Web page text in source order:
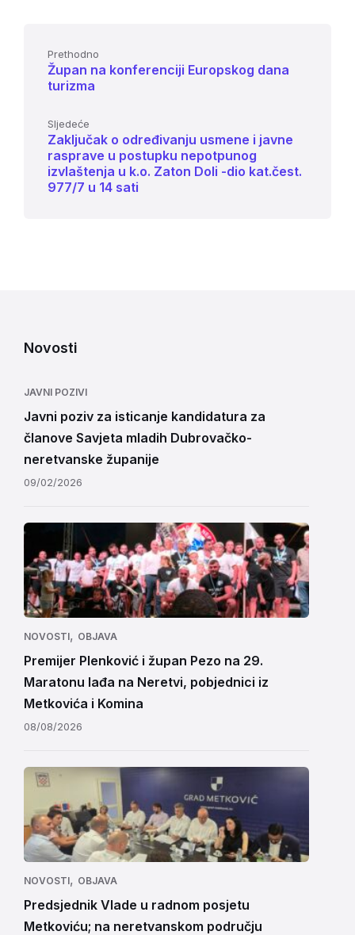
Prethodno
Župan na konferenciji Europskog dana
turizma
Sljedeće
Zaključak o određivanju usmene i javne
rasprave u postupku nepotpunog
izvlaštenja u k.o. Zaton Doli -dio kat.čest.
977/7 u 14 sati
Novosti
JAVNI POZIVI
Javni poziv za isticanje kandidatura za
članove Savjeta mladih Dubrovačko-
neretvanske županije
09/02/2026
NOVOSTI, OBJAVA
Premijer Plenković i župan Pezo na 29.
Maratonu lađa na Neretvi, pobjednici iz
Metkovića i Komina
08/08/2026
NOVOSTI, OBJAVA
Predsjednik Vlade u radnom posjetu
Metkoviću; na neretvanskom području